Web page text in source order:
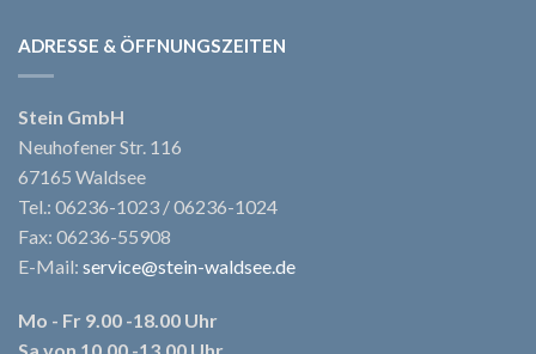
ADRESSE & ÖFFNUNGSZEITEN
Stein GmbH
Neuhofener Str. 116
67165 Waldsee
Tel.: 06236-1023 / 06236-1024
Fax: 06236-55908
E-Mail: service@stein-waldsee.de
Mo - Fr 9.00 -18.00 Uhr